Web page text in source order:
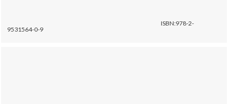
ISBN:978-2-
9531564-0-9